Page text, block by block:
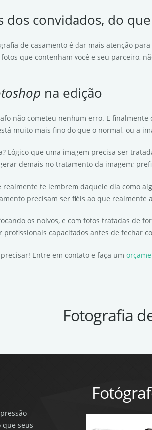
dos convidados, do
de casamento é dar mais atenção
que contenham você e seu parceiro,
na edição
não cometeu nenhum erro. E
muito mais fino do que o normal, ou a
Lógico que uma imagem precisa ser
demais no tratamento da imagem;
realmente te lembrem daquele dia como
precisam ser fiéis ao que realmente
os noivos, e com fotos tratadas de
capacitados antes de fechar
Entre em contato e faça um
Fotografia
que seus